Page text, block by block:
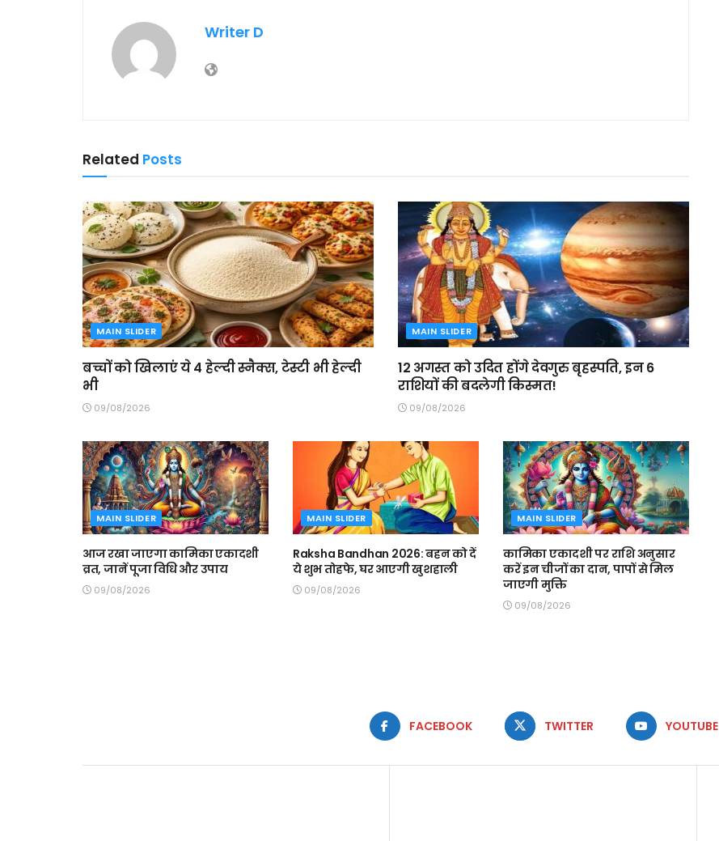
Writer D
Related Posts
MAIN SLIDER
बच्चों को खिलाएं ये 4 हेल्दी स्नैक्स, टेस्टी भी हेल्दी
भी
09/08/2026
MAIN SLIDER
12 अगस्त को उदित होंगे देवगुरु बृहस्पति, इन 6
राशियों की बदलेगी किस्मत!
09/08/2026
MAIN SLIDER
आज रखा जाएगा कामिका एकादशी
व्रत, जानें पूजा विधि और उपाय
09/08/2026
MAIN SLIDER
Raksha Bandhan 2026: बहन को दें
ये शुभ तोहफे, घर आएगी खुशहाली
09/08/2026
MAIN SLIDER
कामिका एकादशी पर राशि अनुसार
करें इन चीजों का दान, पापों से मिल
जाएगी मुक्ति
09/08/2026
FACEBOOK TWITTER YOUTUBE